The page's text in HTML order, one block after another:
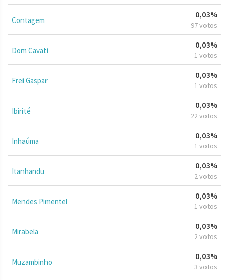
Contagem
0,03%
97 votos
Dom Cavati
0,03%
1 votos
Frei Gaspar
0,03%
1 votos
Ibirité
0,03%
22 votos
Inhaúma
0,03%
1 votos
Itanhandu
0,03%
2 votos
Mendes Pimentel
0,03%
1 votos
Mirabela
0,03%
2 votos
Muzambinho
0,03%
3 votos